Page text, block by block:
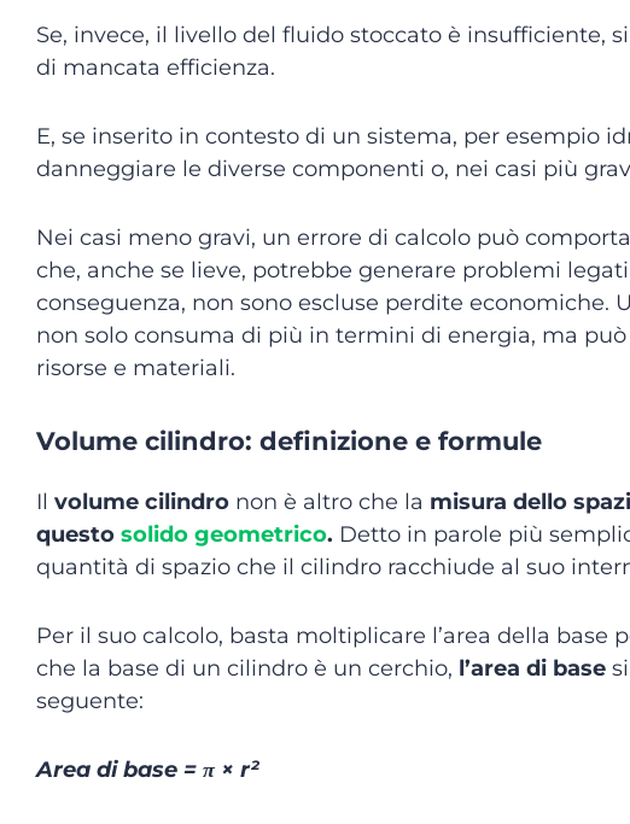
Se, invece, il livello del fluido stoccato è insufficiente,
di mancata efficienza.
E, se inserito in contesto di un sistema, per esempio
danneggiare le diverse componenti o, nei casi più
Nei casi meno gravi, un errore di calcolo può
che, anche se lieve, potrebbe generare problemi
conseguenza, non sono escluse perdite economiche.
non solo consuma di più in termini di energia, ma
risorse e materiali.
Volume cilindro: definizione e formule
Il volume cilindro non è altro che la misura dello
questo solido geometrico. Detto in parole più
quantità di spazio che il cilindro racchiude al suo
Per il suo calcolo, basta moltiplicare l’area della base
che la base di un cilindro è un cerchio, l’area di base
seguente:
Area di base = π × r²